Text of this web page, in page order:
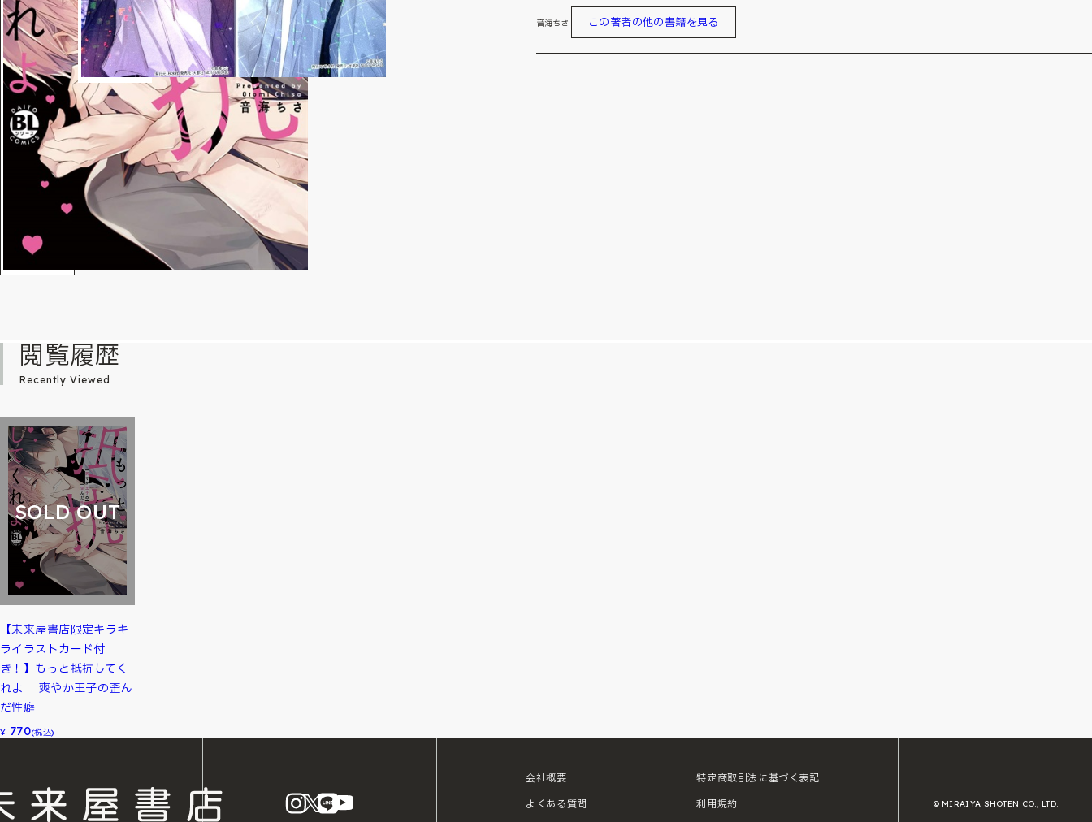
音海ちさ この著者の他の書籍を見る
閲覧履歴
Recently Viewed
SOLD OUT
【未来屋書店限定キラキ
ライラストカード付
き！】もっと抵抗してく
れよ 爽やか王子の歪ん
だ性癖
¥ 770(税込)
instagram
X LINE
会社概要
よくある質問
特定商取引法に基づく表記
利用規約 © MIRAIYA SHOTEN CO., LTD.